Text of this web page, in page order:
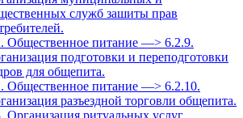
служб зашиты прав
Общественное питание —> 6.2.9.
подготовки и переподготовки
для общепита.
Общественное питание —> 6.2.10.
разъездной торговли общепита.
Организация ритуальных услуг